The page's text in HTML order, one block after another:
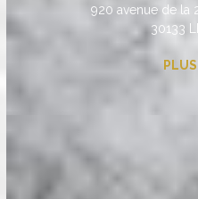
920 avenue de la
30133